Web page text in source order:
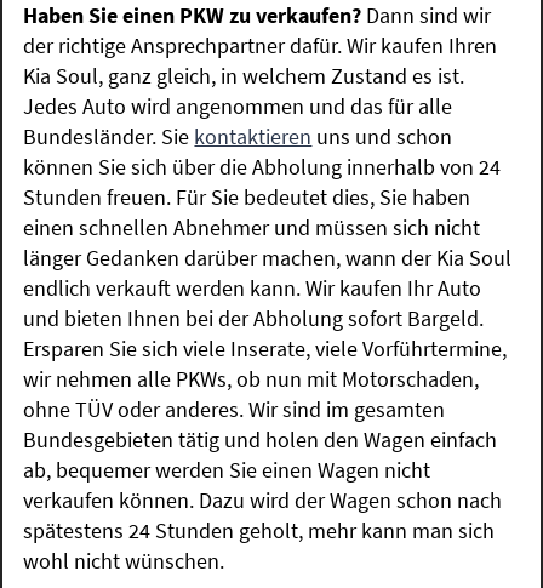
Haben Sie einen PKW zu verkaufen? Dann sind wir
der richtige Ansprechpartner dafür. Wir kaufen Ihren
Kia Soul, ganz gleich, in welchem Zustand es ist.
Jedes Auto wird angenommen und das für alle
Bundesländer. Sie kontaktieren uns und schon
können Sie sich über die Abholung innerhalb von 24
Stunden freuen. Für Sie bedeutet dies, Sie haben
einen schnellen Abnehmer und müssen sich nicht
länger Gedanken darüber machen, wann der Kia Soul
endlich verkauft werden kann. Wir kaufen Ihr Auto
und bieten Ihnen bei der Abholung sofort Bargeld.
Ersparen Sie sich viele Inserate, viele Vorführtermine,
wir nehmen alle PKWs, ob nun mit Motorschaden,
ohne TÜV oder anderes. Wir sind im gesamten
Bundesgebieten tätig und holen den Wagen einfach
ab, bequemer werden Sie einen Wagen nicht
verkaufen können. Dazu wird der Wagen schon nach
spätestens 24 Stunden geholt, mehr kann man sich
wohl nicht wünschen.